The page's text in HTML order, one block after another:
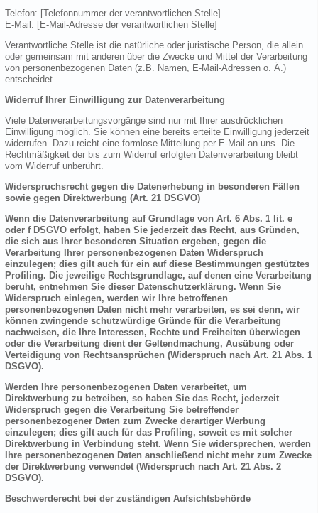
Telefon: [Telefonnummer der verantwortlichen Stelle]
E-Mail: [E-Mail-Adresse der verantwortlichen Stelle]
Verantwortliche Stelle ist die natürliche oder juristische Person, die allein
oder gemeinsam mit anderen über die Zwecke und Mittel der Verarbeitung
von personenbezogenen Daten (z.B. Namen, E-Mail-Adressen o. Ä.)
entscheidet.
Widerruf Ihrer Einwilligung zur Datenverarbeitung
Viele Datenverarbeitungsvorgänge sind nur mit Ihrer ausdrücklichen
Einwilligung möglich. Sie können eine bereits erteilte Einwilligung jederzeit
widerrufen. Dazu reicht eine formlose Mitteilung per E-Mail an uns. Die
Rechtmäßigkeit der bis zum Widerruf erfolgten Datenverarbeitung bleibt
vom Widerruf unberührt.
Widerspruchsrecht gegen die Datenerhebung in besonderen Fällen
sowie gegen Direktwerbung (Art. 21 DSGVO)
Wenn die Datenverarbeitung auf Grundlage von Art. 6 Abs. 1 lit. e
oder f DSGVO erfolgt, haben Sie jederzeit das Recht, aus Gründen,
die sich aus Ihrer besonderen Situation ergeben, gegen die
Verarbeitung Ihrer personenbezogenen Daten Widerspruch
einzulegen; dies gilt auch für ein auf diese Bestimmungen gestütztes
Profiling. Die jeweilige Rechtsgrundlage, auf denen eine Verarbeitung
beruht, entnehmen Sie dieser Datenschutzerklärung. Wenn Sie
Widerspruch einlegen, werden wir Ihre betroffenen
personenbezogenen Daten nicht mehr verarbeiten, es sei denn, wir
können zwingende schutzwürdige Gründe für die Verarbeitung
nachweisen, die Ihre Interessen, Rechte und Freiheiten überwiegen
oder die Verarbeitung dient der Geltendmachung, Ausübung oder
Verteidigung von Rechtsansprüchen (Widerspruch nach Art. 21 Abs. 1
DSGVO).
Werden Ihre personenbezogenen Daten verarbeitet, um
Direktwerbung zu betreiben, so haben Sie das Recht, jederzeit
Widerspruch gegen die Verarbeitung Sie betreffender
personenbezogener Daten zum Zwecke derartiger Werbung
einzulegen; dies gilt auch für das Profiling, soweit es mit solcher
Direktwerbung in Verbindung steht. Wenn Sie widersprechen, werden
Ihre personenbezogenen Daten anschließend nicht mehr zum Zwecke
der Direktwerbung verwendet (Widerspruch nach Art. 21 Abs. 2
DSGVO).
Beschwerderecht bei der zuständigen Aufsichtsbehörde